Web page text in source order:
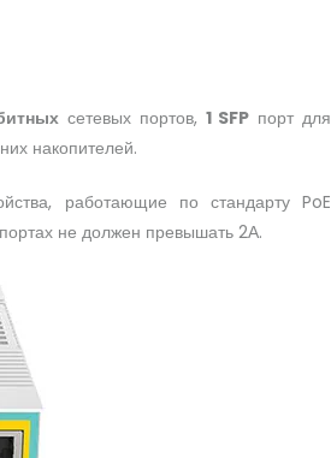
сетевых портов, 1 SFP порт для
накопителей.
работающие по стандарту PoE
не должен превышать 2А.